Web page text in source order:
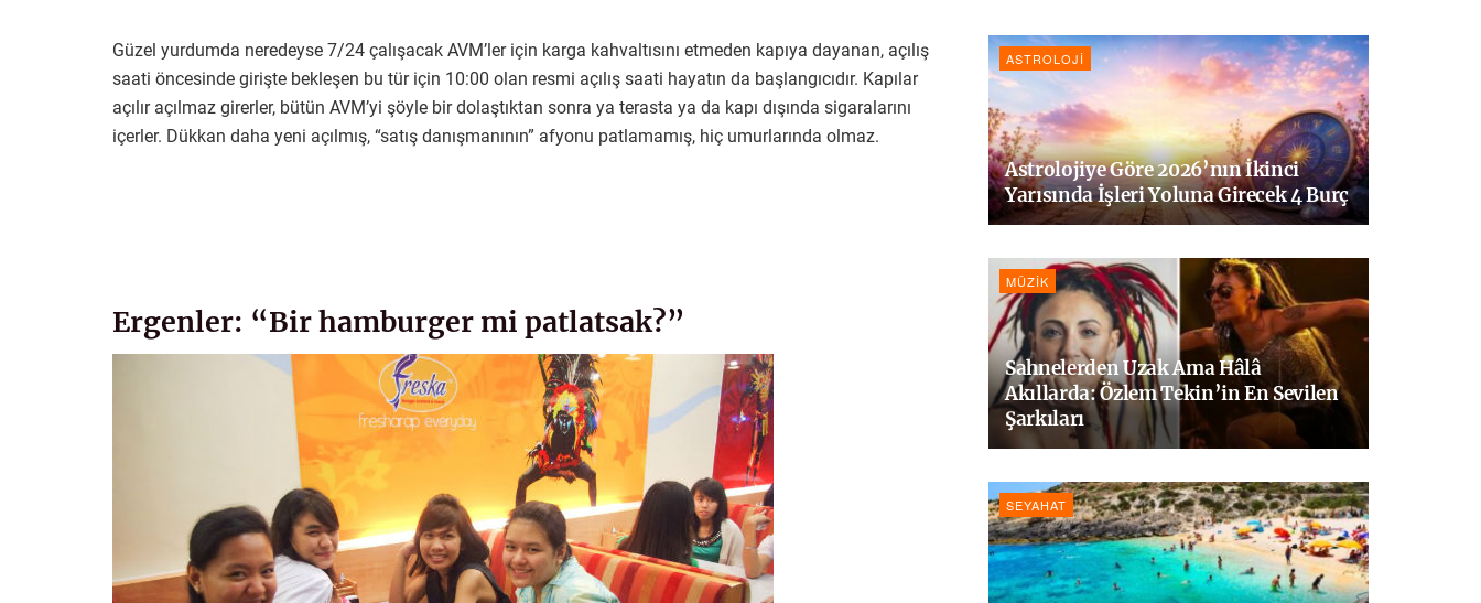
Güzel yurdumda neredeyse 7/24 çalışacak AVM’ler için karga kahvaltısını etmeden kapıya dayanan, açılış
saati öncesinde girişte bekleşen bu tür için 10:00 olan resmi açılış saati hayatın da başlangıcıdır. Kapılar
açılır açılmaz girerler, bütün AVM’yi şöyle bir dolaştıktan sonra ya terasta ya da kapı dışında sigaralarını
içerler. Dükkan daha yeni açılmış, “satış danışmanının” afyonu patlamamış, hiç umurlarında olmaz.
Ergenler: “Bir hamburger mi patlatsak?”
ASTROLOJI
Astrolojiye Göre 2026’nın İkinci
Yarısında İşleri Yoluna Girecek 4 Burç
MÜZIK
Sahnelerden Uzak Ama Hâlâ
Akıllarda: Özlem Tekin’in En Sevilen
Şarkıları
SEYAHAT